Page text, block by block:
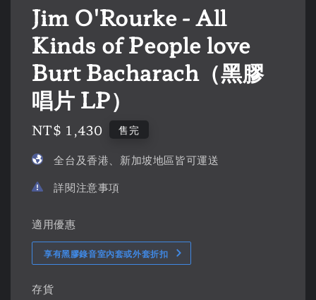
Jim O'Rourke - All
Kinds of People love
Burt Bacharach（黑膠
唱片 LP）
Regular
NT$ 1,430 售完
全台及香港、新加坡地區皆可運送
詳閱注意事項
適用優惠
享有黑膠錄音室內套或外套折扣
存貨